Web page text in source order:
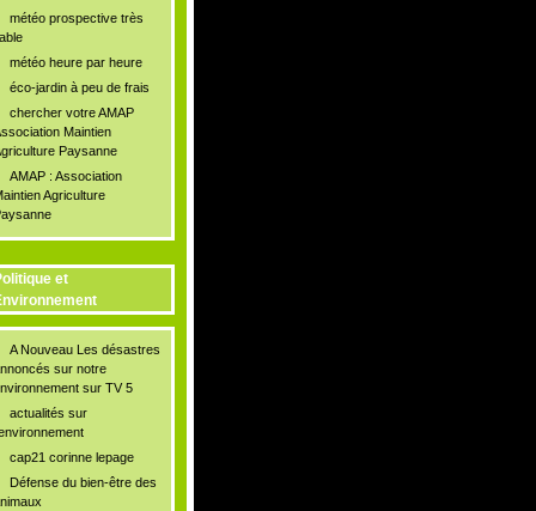
météo prospective très
météo heure par heure
éco-jardin à peu de frais
chercher votre AMAP
Maintien
Paysanne
AMAP : Association
Agriculture
et
A Nouveau Les désastres
sur notre
sur TV 5
actualités sur
cap21 corinne lepage
Défense du bien-être des